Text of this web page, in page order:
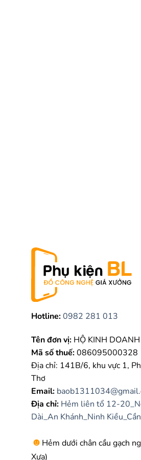
Hotline:0982 281 013
Tên đơn vị:HỘ KINH DOANH
Mã số thuế:086095000328
Địa chỉ: 141B/6, khu vực 1,
Thơ
Email:
Địa chỉ: Hẻm liên tổ 12-
Dài_An Khánh_Ninh
☻ Hẻm dưới chân cầu gạch
Xưa)